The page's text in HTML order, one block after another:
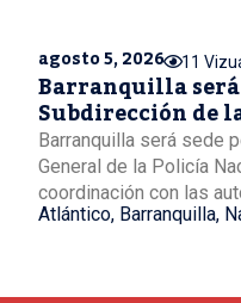
agosto 5, 2026 11
Barranquilla será
Subdirección de
Barranquilla será sede
General de la Policía
coordinación con las
Atlántico, Barranquilla,